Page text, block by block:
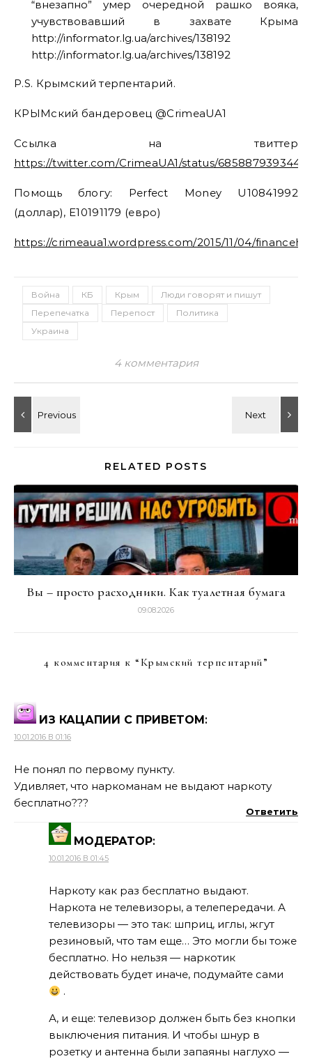
“внезапно” умер очередной рашко вояка,
учувствовавший в захвате Крыма
http://informator.lg.ua/archives/138192
http://informator.lg.ua/archives/138192
P.S. Крымский терпентарий.
КРЫМский бандеровец @CrimeaUA1
Ссылка на твиттер
https://twitter.com/CrimeaUA1/status/
Помощь блогу: Perfect Money U10841992
(доллар), E10191179 (евро)
https://crimeaua1.wordpress.com/2015/11/04/
Война КБ Крым
Люди говорят и пишут
Перепечатка
Перепост
Политика
Украина
4 комментария
RELATED POSTS
Вы – просто расходники. Как туалетная бумага
09.08.2026
4 комментария к “Крымский терпентарий”
ИЗ КАЦАПИИ С ПРИВЕТОМ:
10.01.2016 В 01:16
Не понял по первому пункту.
Удивляет, что наркоманам не выдают наркоту
бесплатно???
Ответить
МОДЕРАТОР:
10.01.2016 В 01:45
Наркоту как раз бесплатно выдают.
Наркота не телевизоры, а телепередачи. А
телевизоры — это так: шприц, иглы, жгут
резиновый, что там еще… Это могли бы тоже
бесплатно. Но нельзя — наркотик
действовать будет иначе, подумайте сами
.
А, и еще: телевизор должен быть без кнопки
выключения питания. И чтобы шнур в
розетку и антенна были запаяны наглухо —